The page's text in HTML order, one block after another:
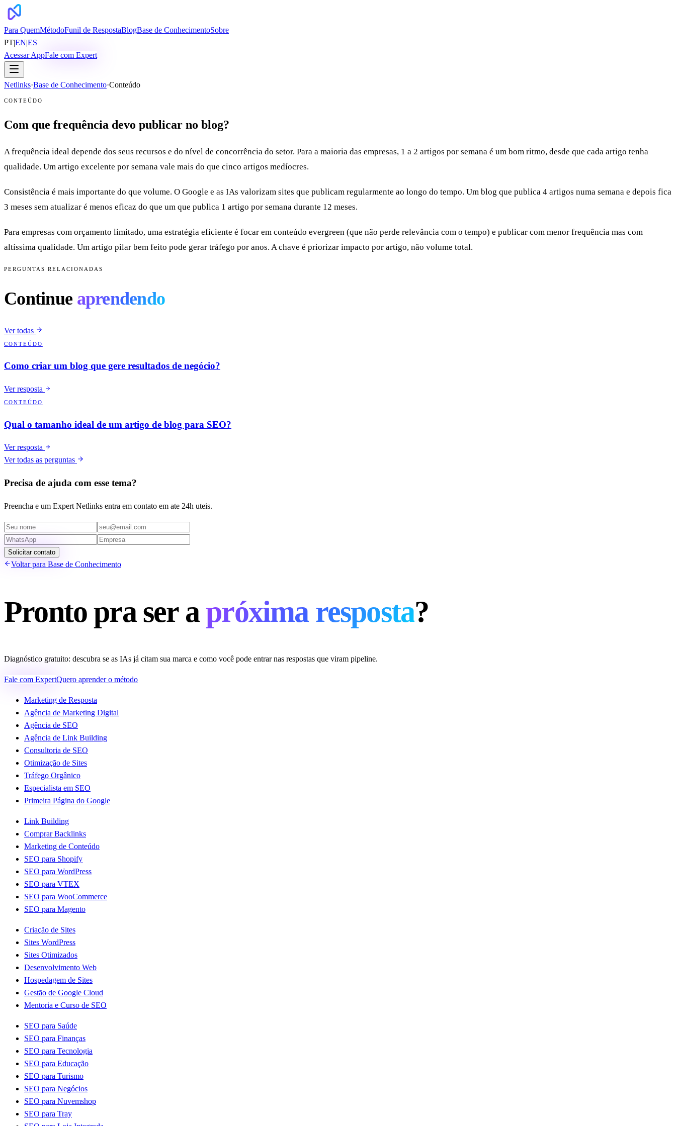
Para QuemMétodoFunil de RespostaBlogBase de ConhecimentoSobre
PT|EN|ES
Acessar AppFale com Expert
Netlinks·Base de Conhecimento·Conteúdo
CONTEÚDO
Com que frequência devo publicar no blog?
A frequência ideal depende dos seus recursos e do nível de concorrência do setor. Para a maioria das empresas, 1 a 2 artigos por semana é um bom ritmo, desde que cada artigo tenha
qualidade. Um artigo excelente por semana vale mais do que cinco artigos medíocres.
Consistência é mais importante do que volume. O Google e as IAs valorizam sites que publicam regularmente ao longo do tempo. Um blog que publica 4 artigos numa semana e depois fica
3 meses sem atualizar é menos eficaz do que um que publica 1 artigo por semana durante 12 meses.
Para empresas com orçamento limitado, uma estratégia eficiente é focar em conteúdo evergreen (que não perde relevância com o tempo) e publicar com menor frequência mas com
altíssima qualidade. Um artigo pilar bem feito pode gerar tráfego por anos. A chave é priorizar impacto por artigo, não volume total.
PERGUNTAS RELACIONADAS
Continue aprendendo
Ver todas
CONTEÚDO
Como criar um blog que gere resultados de negócio?
Ver resposta
CONTEÚDO
Qual o tamanho ideal de um artigo de blog para SEO?
Ver resposta
Ver todas as perguntas
Precisa de ajuda com esse tema?
Preencha e um Expert Netlinks entra em contato em ate 24h uteis.
Solicitar contato
Voltar para Base de Conhecimento
Pronto pra ser apróxima resposta?
Diagnóstico gratuito: descubra se as IAs já citam sua marca e como você pode entrar nas respostas que viram pipeline.
Fale com ExpertQuero aprender o método
Marketing de Resposta
Agência de Marketing Digital
Agência de SEO
Agência de Link Building
Consultoria de SEO
Otimização de Sites
Tráfego Orgânico
Especialista em SEO
Primeira Página do Google
Link Building
Comprar Backlinks
Marketing de Conteúdo
SEO para Shopify
SEO para WordPress
SEO para VTEX
SEO para WooCommerce
SEO para Magento
Criação de Sites
Sites WordPress
Sites Otimizados
Desenvolvimento Web
Hospedagem de Sites
Gestão de Google Cloud
Mentoria e Curso de SEO
SEO para Saúde
SEO para Finanças
SEO para Tecnologia
SEO para Educação
SEO para Turismo
SEO para Negócios
SEO para Nuvemshop
SEO para Tray